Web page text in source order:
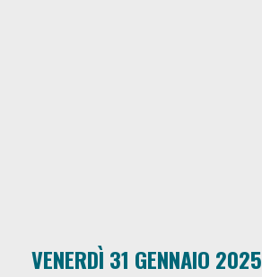
VENERDÌ 31 GENNAIO 2025